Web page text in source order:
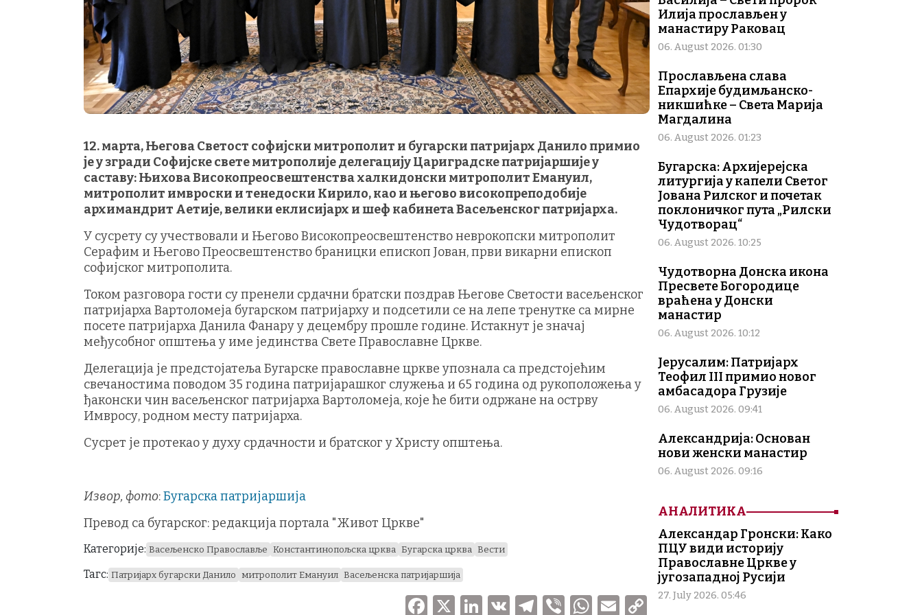
12. марта, Његова Светост софијски митрополит и бугарски патријарх Данило примио
је у згради Софијске свете митрополије делегацију Цариградске патријаршије у
саставу: Њихова Високопреосвештенства халкидонски митрополит Емануил,
митрополит имвроски и тенедоски Кирило, као и његово високопреподобије
архимандрит Аетије, велики еклисијарх и шеф кабинета Васељенског патријарха.
У сусрету су учествовали и Његово Високопреосвештенство неврокопски митрополит
Серафим и Његово Преосвештенство браницки епископ Јован, први викарни епископ
софијског митрополита.
Током разговора гости су пренели срдачни братски поздрав Његове Светости васељенског
патријарха Вартоломеја бугарском патријарху и подсетили се на лепе тренутке са мирне
посете патријарха Данила Фанару у децембру прошле године. Истакнут је значај
међусобног општења у име јединства Свете Православне Цркве.
Делегација је предстојатеља Бугарске православне цркве упознала са предстојећим
свечаностима поводом 35 година патријарашког служења и 65 година од рукоположења у
ђаконски чин васељенског патријарха Вартоломеја, које ће бити одржане на острву
Имвросу, родном месту патријарха.
Сусрет је протекао у духу срдачности и братског у Христу општења.
Извор, фото:Бугарска патријаршија
Превод са бугарског: редакција портала "Живот Цркве"
Категорије: Васељенско Православље Константинопољска црква Бугарска црква Вести
Тагс: Патријарх бугарски Данило митрополит Емануил Васељенска патријаршија
F
X
Li V
T
V
W E
C
Илија прослављен у
манастиру Раковац
06. August 2026. 01:30
Прослављена слава
Епархије будимљанско-
никшићке – Света Марија
Магдалина
06. August 2026. 01:23
Бугарска: Архијерејска
литургија у капели Светог
Јована Рилског и почетак
поклоничког пута „Рилски
Чудотворац“
06. August 2026. 10:25
Чудотворна Донска икона
Пресвете Богородице
враћена у Донски
манастир
06. August 2026. 10:12
Јерусалим: Патријарх
Теофил III примио новог
амбасадора Грузије
06. August 2026. 09:41
Александрија: Основан
нови женски манастир
06. August 2026. 09:16
АНАЛИТИКА
Александар Гронски: Како
ПЦУ види историју
Православне Цркве у
југозападној Русији
27. July 2026. 05:46